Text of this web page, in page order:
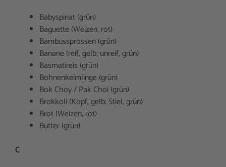
Babyspinat (grün)
Baguette (Weizen, rot)
Bambussprossen (grün)
Banane (reif, gelb; unreif, grün)
Basmatireis (grün)
Bohnenkeimlinge (grün)
Bok Choy / Pak Choi (grün)
Brokkoli (Kopf, gelb; Stiel, grün)
Brot (Weizen, rot)
Butter (grün)
C